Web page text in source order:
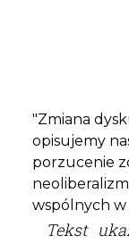
"Zmiana
opisujemy
porzucenie
wspólnych w
Tekst